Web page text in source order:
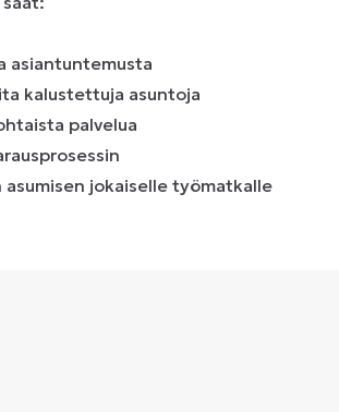
asiantuntemusta
kalustettuja asuntoja
palvelua
asumisen jokaiselle työmatkalle